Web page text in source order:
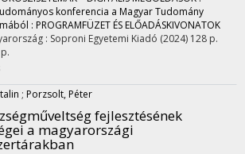
konferencia a Magyar Tudomány
: PROGRAMFÜZET ÉS ELŐADÁSKIVONATOK
: Soproni Egyetemi Kiadó (2024) 128 p.
; Porzsolt, Péter
fejlesztésének
a magyarországi